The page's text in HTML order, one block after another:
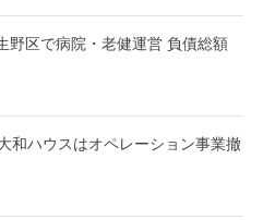
区で病院・老健運営 負債総額
和ハウスはオペレーション事業撤